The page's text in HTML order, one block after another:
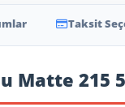
Taksit
Matte